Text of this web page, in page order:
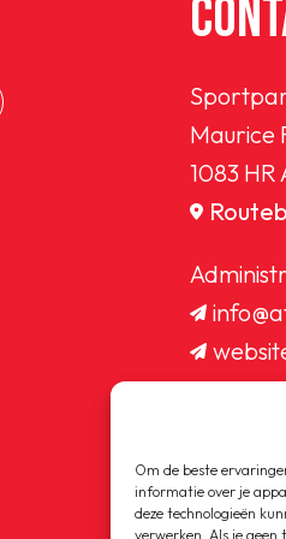
Om de beste
informatie over je
deze technologieën
verwerken. Als je
Maurice
1083